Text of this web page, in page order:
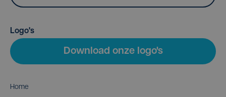
Logo's
Download onze logo's
Home